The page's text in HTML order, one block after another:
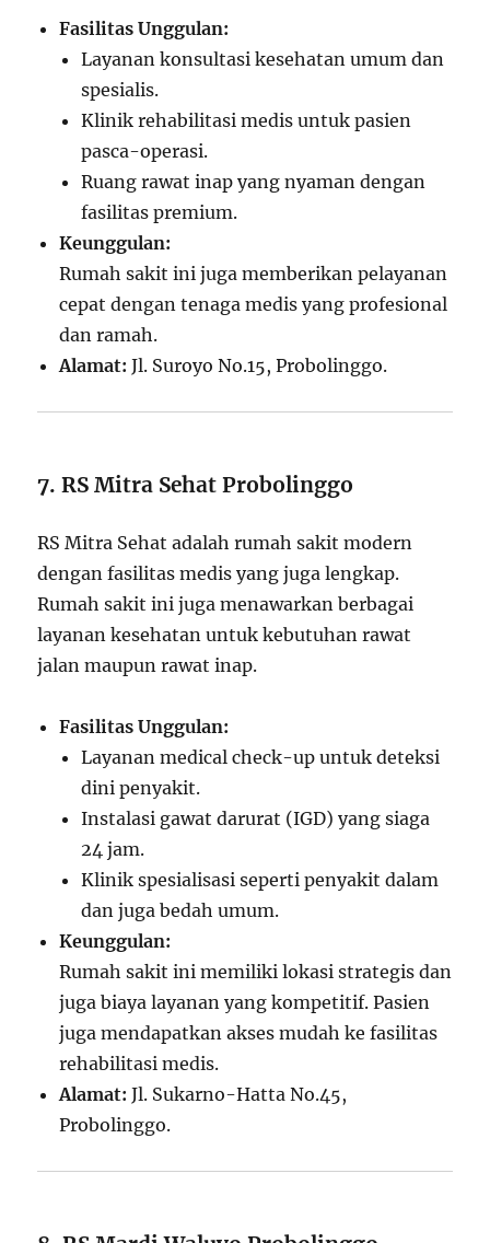
Fasilitas Unggulan:
Layanan konsultasi kesehatan umum dan
spesialis.
Klinik rehabilitasi medis untuk pasien
pasca-operasi.
Ruang rawat inap yang nyaman dengan
fasilitas premium.
Keunggulan:
Rumah sakit ini juga memberikan pelayanan
cepat dengan tenaga medis yang profesional
dan ramah.
Alamat: Jl. Suroyo No.15, Probolinggo.
7. RS Mitra Sehat Probolinggo
RS Mitra Sehat adalah rumah sakit modern
dengan fasilitas medis yang juga lengkap.
Rumah sakit ini juga menawarkan berbagai
layanan kesehatan untuk kebutuhan rawat
jalan maupun rawat inap.
Fasilitas Unggulan:
Layanan medical check-up untuk deteksi
dini penyakit.
Instalasi gawat darurat (IGD) yang siaga
24 jam.
Klinik spesialisasi seperti penyakit dalam
dan juga bedah umum.
Keunggulan:
Rumah sakit ini memiliki lokasi strategis dan
juga biaya layanan yang kompetitif. Pasien
juga mendapatkan akses mudah ke fasilitas
rehabilitasi medis.
Alamat: Jl. Sukarno-Hatta No.45,
Probolinggo.